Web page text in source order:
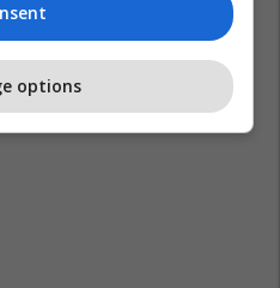
options